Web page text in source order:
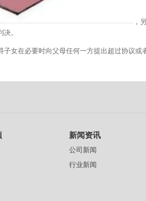
，
。
在必要时向父母任何一方提出超过协议或
新闻资讯
公司新闻
行业新闻